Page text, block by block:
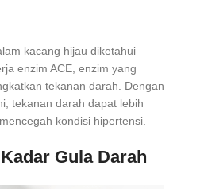
kacang hijau diketahui
enzim ACE, enzim yang
tekanan darah. Dengan
tekanan darah dapat lebih
kondisi hipertensi.
Gula Darah